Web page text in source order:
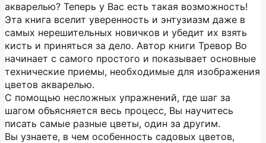
акварелью? Теперь у Вас есть такая возможность!
Эта книга вселит уверенность и энтузиазм даже в
самых нерешительных новичков и убедит их взять
кисть и приняться за дело. Автор книги Тревор Во
начинает с самого простого и показывает основные
технические приемы, необходимые для изображения
цветов акварелью.
С помощью несложных упражнений, где шаг за
шагом объясняется весь процесс, Вы научитесь
писать самые разные цветы, один за другим.
Вы узнаете, в чем особенность садовых цветов,